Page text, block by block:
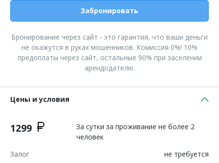
Забронировать
Бронирование через сайт - это гарантия, что ваши деньги
не окажутся в руках мошенников. Комиссия 0%! 10%
предоплаты через сайт, остальные 90% при заселении
арендодателю.
Цены и условия
1299
За сутки за проживание не более 2
человек
Залог
не требуется